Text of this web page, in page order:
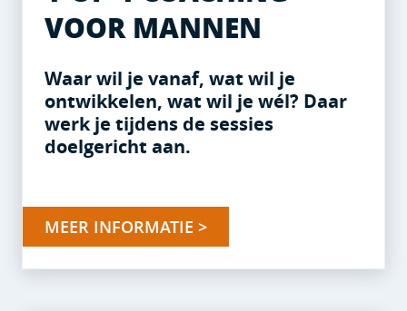
VOOR MANNEN
Waar wil je vanaf, wat wil je
ontwikkelen, wat wil je wél? Daar
werk je tijdens de sessies
doelgericht aan.
MEER INFORMATIE >